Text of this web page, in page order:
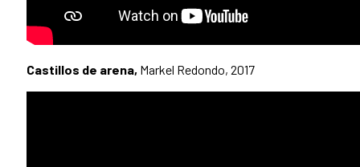
Castillos de arena, Markel Redondo, 2017